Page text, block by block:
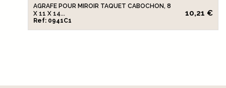
AGRAFE POUR MIROIR TAQUET CABOCHON, 8
X 11 X 14...
Ref: 0941C1
10,21 €